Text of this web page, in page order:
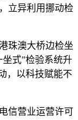
立异利用挪动检
珠澳大桥边检坐
式”检验系统升
，以科技赋能不
信营业运营许可